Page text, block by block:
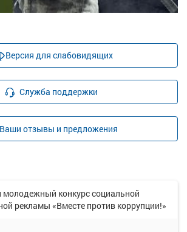
Версия для слабовидящих
Служба поддержки
Ваши отзывы и предложения
конкурс социальной
рекламы «Вместе против коррупции!»